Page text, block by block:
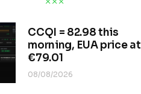
CCQI = 82.98 this
morning, EUA price at
€79.01
08/08/2026